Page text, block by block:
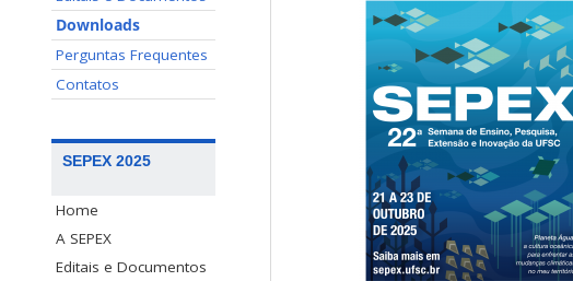
Downloads
Perguntas Frequentes
Contatos
SEPEX 2025
Home
A SEPEX
Editais e Documentos